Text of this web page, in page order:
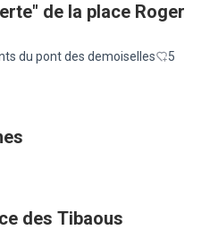
de la place Roger
du pont des demoiselles
5
des Tibaous